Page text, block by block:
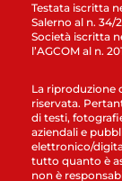
Testata iscritta
Salerno al n. 34/
Società iscritta
l’AGCOM al n.
La riproduzione
riservata.
di testi,
aziendali e
elettronico/
tutto quanto è
non è